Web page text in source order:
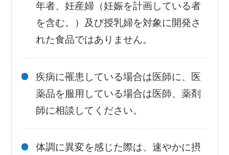
年者、妊産婦（妊娠を計画している者
を含む。）及び授乳婦を対象に開発さ
れた食品ではありません。
疾病に罹患している場合は医師に、医
薬品を服用している場合は医師、薬剤
師に相談してください。
体調に異変を感じた際は、速やかに摂